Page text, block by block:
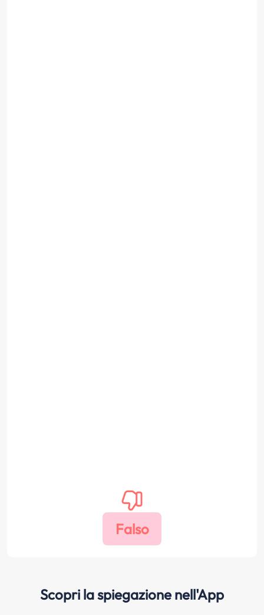
Scopri la spiegazione nell'App